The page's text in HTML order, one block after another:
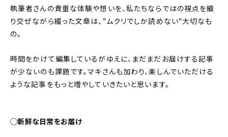
執筆者さんの貴重な体験や想いを、私たちならではの視点を織
り交ぜながら綴った文章は、”ムクリでしか読めない”大切なも
の。
時間をかけて編集しているがゆえに、まだまだお届けする記事
が少ないのも課題です。マキさんも加わり、楽しんでいただける
ような記事をもっと増やしていきたいと思います。
◯新鮮な日常をお届け